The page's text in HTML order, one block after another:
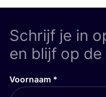
Schrijf je in
en blijf op
Voornaam *